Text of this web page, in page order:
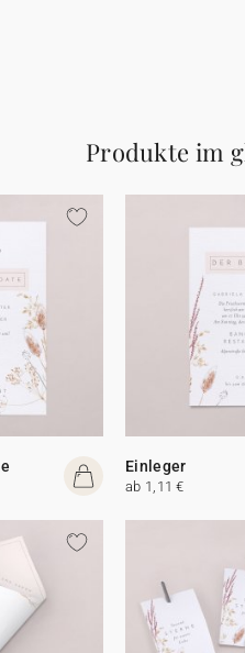
Produkte im
Einleger
ab 1,11 €